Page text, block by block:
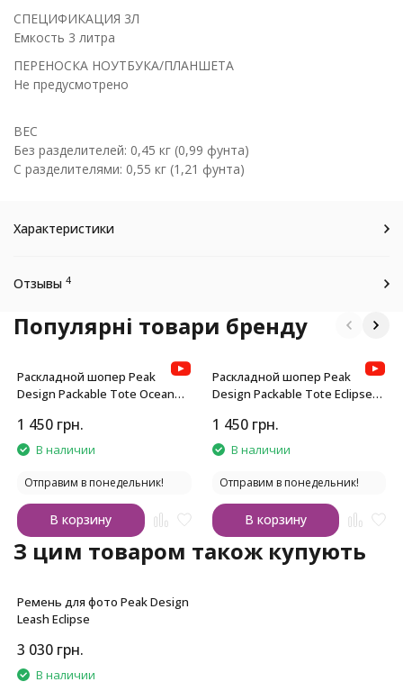
СПЕЦИФИКАЦИЯ 3Л
Емкость 3 литра
ПЕРЕНОСКА НОУТБУКА/ПЛАНШЕТА
Не предусмотрено
ВЕС
Без разделителей: 0,45 кг (0,99 фунта)
С разделителями: 0,55 кг (1,21 фунта)
Характеристики
Отзывы 4
Популярні товари бренду
Раскладной шопер Peak
Design Packable Tote Ocean
1 450 грн.
В наличии
Отправим в понедельник!
В корзину
Раскладной шопер Peak
Design Packable Tote Eclipse
1 450 грн.
В наличии
Отправим в понедельник!
В корзину
З цим товаром також купують
Ремень для фото Peak Design
Leash Eclipse
3 030 грн.
В наличии